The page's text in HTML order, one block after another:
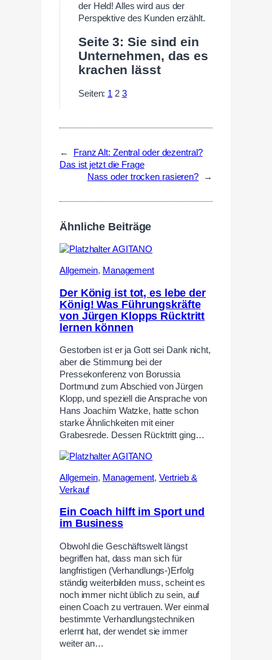
der Held! Alles wird aus der
Perspektive des Kunden erzählt.
Seite 3: Sie sind ein
Unternehmen, das es
krachen lässt
Seiten: 1 2 3
←
Franz Alt: Zentral oder dezentral?
Das ist jetzt die Frage
Nass oder trocken rasieren?
→
Ähnliche Beiträge
Allgemein, Management
Der König ist tot, es lebe der
König! Was Führungskräfte
von Jürgen Klopps Rücktritt
lernen können
Gestorben ist er ja Gott sei Dank nicht,
aber die Stimmung bei der
Pressekonferenz von Borussia
Dortmund zum Abschied von Jürgen
Klopp, und speziell die Ansprache von
Hans Joachim Watzke, hatte schon
starke Ähnlichkeiten mit einer
Grabesrede. Dessen Rücktritt ging…
Allgemein, Management, Vertrieb &
Verkauf
Ein Coach hilft im Sport und
im Business
Obwohl die Geschäftswelt längst
begriffen hat, dass man sich für
langfristigen (Verhandlungs-)Erfolg
ständig weiterbilden muss, scheint es
noch immer nicht üblich zu sein, auf
einen Coach zu vertrauen. Wer einmal
bestimmte Verhandlungstechniken
erlernt hat, der wendet sie immer
weiter an…